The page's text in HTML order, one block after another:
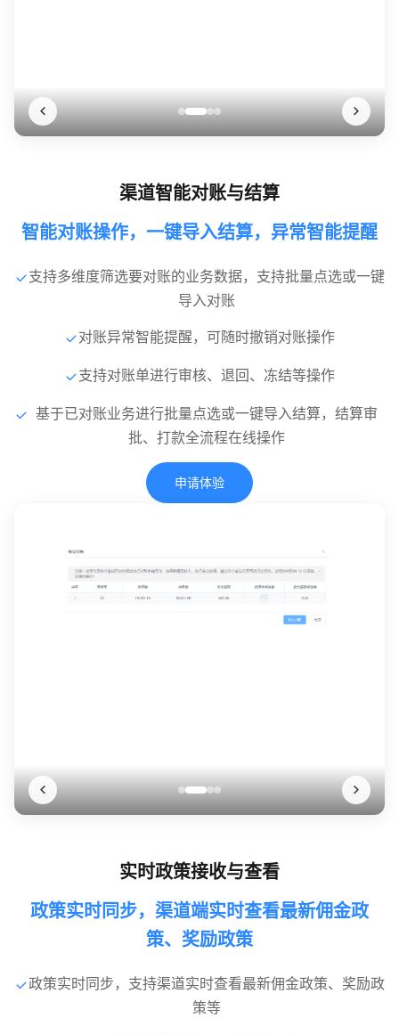
渠道智能对账与结算
智能对账操作，一键导入结算，异常智能提醒
支持多维度筛选要对账的业务数据，支持批量点选或一键
导入对账
对账异常智能提醒，可随时撤销对账操作
支持对账单进行审核、退回、冻结等操作
基于已对账业务进行批量点选或一键导入结算，结算审
批、打款全流程在线操作
申请体验
实时政策接收与查看
政策实时同步，渠道端实时查看最新佣金政
策、奖励政策
政策实时同步，支持渠道实时查看最新佣金政策、奖励政
策等